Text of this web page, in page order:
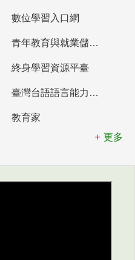
數位學習入口網
青年教育與就業儲蓄帳戶
終身學習資源平臺
臺灣台語語言能力認證網站
教育家
更多